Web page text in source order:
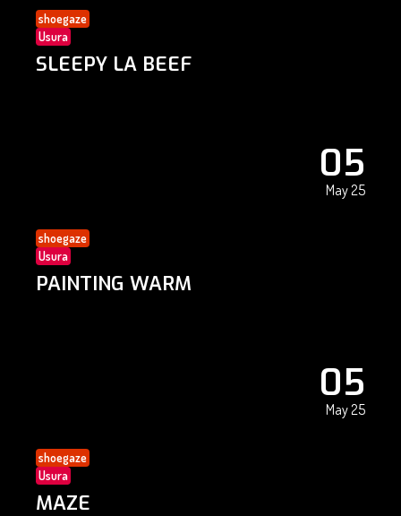
shoegaze
Usura
SLEEPY LA BEEF
05
May 25
shoegaze
Usura
PAINTING WARM
05
May 25
shoegaze
Usura
MAZE